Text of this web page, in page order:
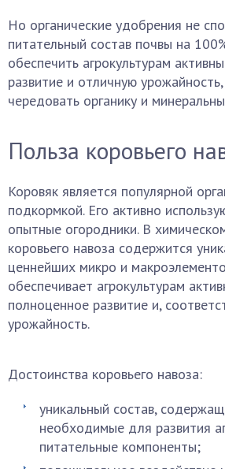
Но органические удобрения не
питательный состав почвы на
обеспечить агрокультурам
развитие и отличную
чередовать органику и
Польза коровьего
Коровяк является популярной
подкормкой. Его активно
опытные огородники. В
коровьего навоза содержится
ценнейших микро и
обеспечивает агрокультурам
полноценное развитие и,
урожайность.
Достоинства коровьего навоза:
уникальный состав,
необходимые для развития
питательные компоненты;